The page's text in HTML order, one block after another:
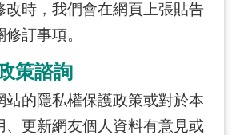
改時，我們會在網頁上張貼告
訂事項。
策諮詢
站的隱私權保護政策或對於本
、更新網友個人資料有意見或